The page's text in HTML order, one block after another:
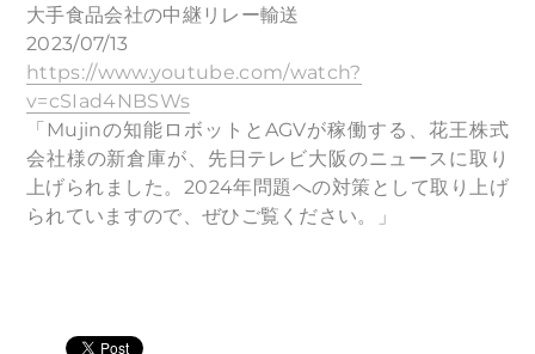
大手食品会社の中継リレー輸送
2023/07/13
https://www.youtube.com/watch?
v=cSIad4NBSWs
「Mujinの知能ロボットとAGVが稼働する、花王株式
会社様の新倉庫が、先日テレビ大阪のニュースに取り
上げられました。2024年問題への対策として取り上げ
られていますので、ぜひご覧ください。」